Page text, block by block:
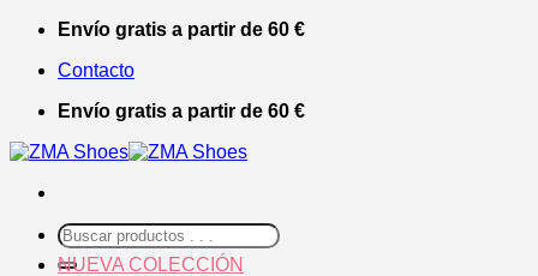
Saltar
contenido
Envío gratis a partir de 60 €
Contacto
Envío gratis a partir de 60 €
Buscar
por:
NUEVA COLECCIÓN